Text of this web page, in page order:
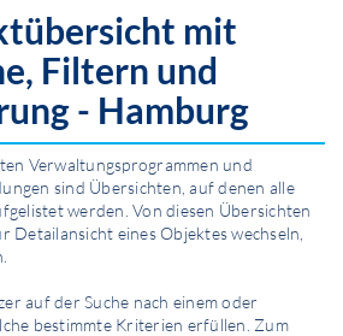
mit
Filtern und
- Hamburg
Ver­waltungsprogrammen und
sind Übersichten, auf denen alle
werden. Von diesen Übersichten
Detailansicht eines Objektes wechseln,
auf der Suche nach einem oder
bestimmte Kriterien erfüllen. Zum